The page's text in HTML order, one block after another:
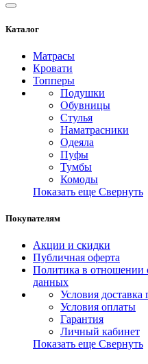
Каталог
Матрасы
Кровати
Топперы
Подушки
Обувницы
Стулья
Наматрасники
Одеяла
Пуфы
Тумбы
Комоды
Показать еще Свернуть
Покупателям
Акции и скидки
Публичная оферта
Политика в отношении
данных
Условия
Условия оплаты
Гарантия
Личный кабинет
Показать еще Свернуть